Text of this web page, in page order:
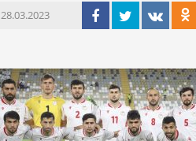
28.03.2023